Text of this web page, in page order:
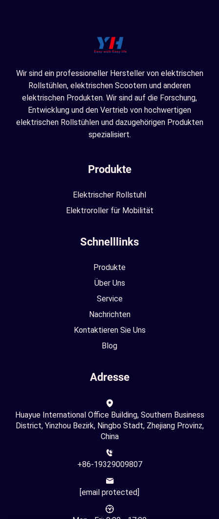
Wir sind ein professioneller Hersteller von elektrischen
Rollstühlen, elektrischen Scootern und anderen
elektrischen Produkten. Wir sind auf die Forschung,
Entwicklung und den Vertrieb von hochwertigen
elektrischen Rollstühlen und dazugehörigen Produkten
spezialisiert.
Produkte
Elektrischer Rollstuhl
Elektroroller für Mobilität
Schnelllinks
Produkte
Über Uns
Service
Nachrichten
Kontaktieren Sie Uns
Blog
Adresse
Huayue International Office Building, Southern Business
District, Yinzhou Bezirk, Ningbo Stadt, Zhejiang Provinz,
China
+86-19329009807
[email protected]